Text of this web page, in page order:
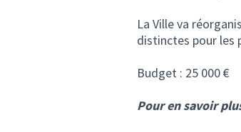
La Ville va
distinctes pour les
Budget : 25 000 €
Pour en savoir